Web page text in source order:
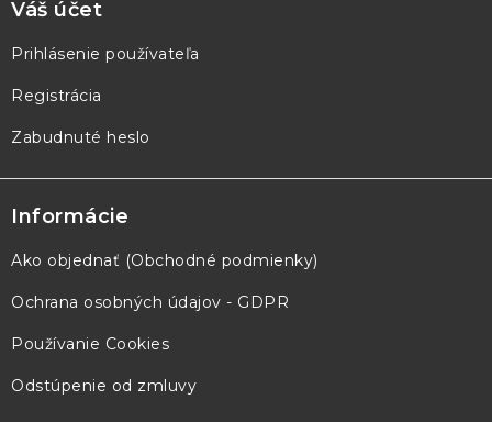
Váš účet
Prihlásenie používateľa
Registrácia
Zabudnuté heslo
Informácie
Ako objednať (Obchodné podmienky)
Ochrana osobných údajov - GDPR
Používanie Cookies
Odstúpenie od zmluvy